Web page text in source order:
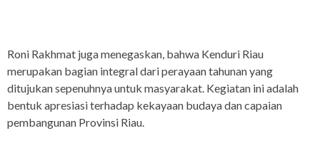
Roni Rakhmat juga menegaskan, bahwa Kenduri Riau
merupakan bagian integral dari perayaan tahunan yang
ditujukan sepenuhnya untuk masyarakat. Kegiatan ini adalah
bentuk apresiasi terhadap kekayaan budaya dan capaian
pembangunan Provinsi Riau.